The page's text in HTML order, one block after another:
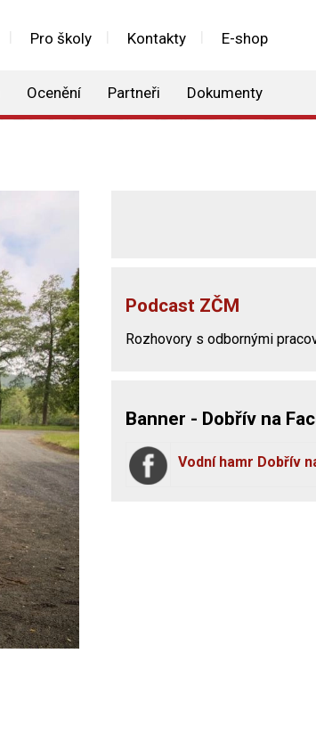
Pro školy Kontakty E-shop
Ocenění Partneři Dokumenty
Podcast ZČM
Rozhovory s odbornými
Banner - Dobřív na
Vodní hamr Dobřív